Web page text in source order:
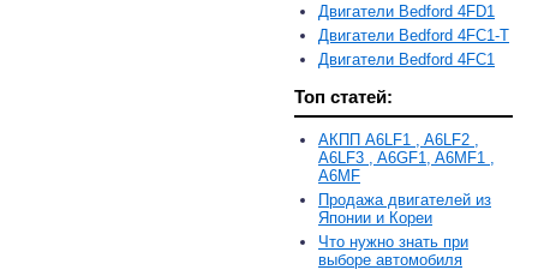
Двигатели Bedford 4FD1
Двигатели Bedford 4FC1-T
Двигатели Bedford 4FC1
Топ статей:
АКПП A6LF1 , A6LF2 ,
A6LF3 , A6GF1, A6MF1 ,
A6MF
Продажа двигателей из
Японии и Кореи
Что нужно знать при
выборе автомобиля